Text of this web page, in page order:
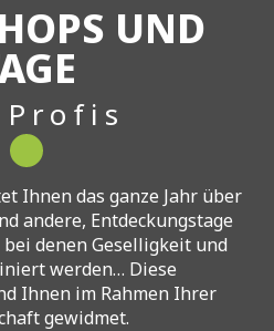
UND
Ihnen das ganze Jahr über
andere, Entdeckungstage
denen Geselligkeit und
werden… Diese
Ihnen im Rahmen Ihrer
gewidmet.